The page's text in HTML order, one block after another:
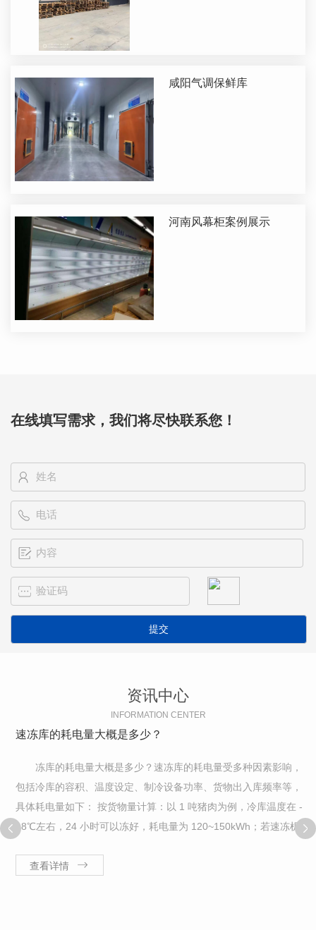
咸阳气调保鲜库
河南风幕柜案例展示
在线填写需求，我们将尽快联系您！
资讯中心
INFORMATION CENTER
速冻库的耗电量大概是多少？
冻库的耗电量大概是多少？速冻库的耗电量受多种因素影响，
包括冷库的容积、温度设定、制冷设备功率、货物出入库频率等，
具体耗电量如下： 按货物量计算：以 1 吨猪肉为例，冷库温度在 -
18℃左右，24 小时可以冻好，耗电量为 120~150kWh；若速冻机温
查看详情